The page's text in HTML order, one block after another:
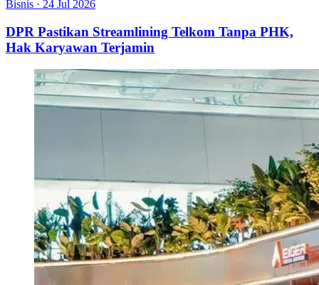
Bisnis · 24 Jul 2026
DPR Pastikan Streamlining Telkom Tanpa PHK,
Hak Karyawan Terjamin